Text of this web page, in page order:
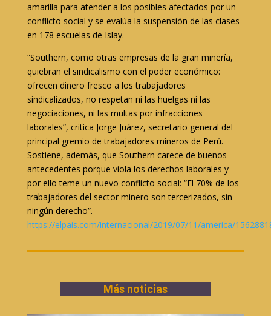
amarilla para atender a los posibles afectados por un
conflicto social y se evalúa la suspensión de las clases
en 178 escuelas de Islay.
“Southern, como otras empresas de la gran minería,
quiebran el sindicalismo con el poder económico:
ofrecen dinero fresco a los trabajadores
sindicalizados, no respetan ni las huelgas ni las
negociaciones, ni las multas por infracciones
laborales”, critica Jorge Juárez, secretario general del
principal gremio de trabajadores mineros de Perú.
Sostiene, además, que Southern carece de buenos
antecedentes porque viola los derechos laborales y
por ello teme un nuevo conflicto social: “El 70% de los
trabajadores del sector minero son tercerizados, sin
ningún derecho”.
https://elpais.com/internacional/2019/07/11/america/
Más noticias